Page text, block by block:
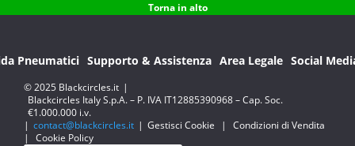
Torna in alto
Pneumatici Supporto & Assistenza Area Legale Social
© 2025 Blackcircles.it |
Blackcircles Italy S.p.A. – P. IVA IT12885390968 – Cap. Soc.
€1.000.000 i.v.
| contact@blackcircles.it | Gestisci Cookie |
Condizioni di Vendita
|
Cookie Policy